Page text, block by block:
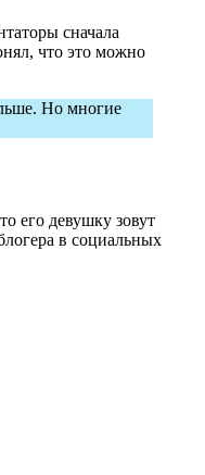
сначала
что это можно
Но многие
его девушку зовут
в социальных